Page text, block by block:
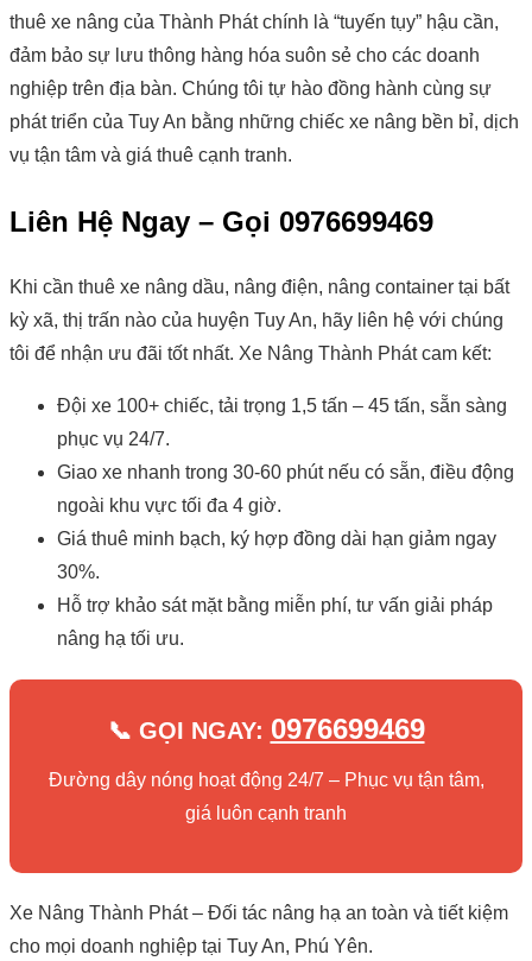
thuê xe nâng của Thành Phát chính là “tuyến tụy” hậu cần,
đảm bảo sự lưu thông hàng hóa suôn sẻ cho các doanh
nghiệp trên địa bàn. Chúng tôi tự hào đồng hành cùng sự
phát triển của Tuy An bằng những chiếc xe nâng bền bỉ, dịch
vụ tận tâm và giá thuê cạnh tranh.
Liên Hệ Ngay – Gọi 0976699469
Khi cần thuê xe nâng dầu, nâng điện, nâng container tại bất
kỳ xã, thị trấn nào của huyện Tuy An, hãy liên hệ với chúng
tôi để nhận ưu đãi tốt nhất. Xe Nâng Thành Phát cam kết:
Đội xe 100+ chiếc, tải trọng 1,5 tấn – 45 tấn, sẵn sàng
phục vụ 24/7.
Giao xe nhanh trong 30-60 phút nếu có sẵn, điều động
ngoài khu vực tối đa 4 giờ.
Giá thuê minh bạch, ký hợp đồng dài hạn giảm ngay
30%.
Hỗ trợ khảo sát mặt bằng miễn phí, tư vấn giải pháp
nâng hạ tối ưu.
📞 GỌI NGAY: 0976699469
Đường dây nóng hoạt động 24/7 – Phục vụ tận tâm,
giá luôn cạnh tranh
Xe Nâng Thành Phát – Đối tác nâng hạ an toàn và tiết kiệm
cho mọi doanh nghiệp tại Tuy An, Phú Yên.